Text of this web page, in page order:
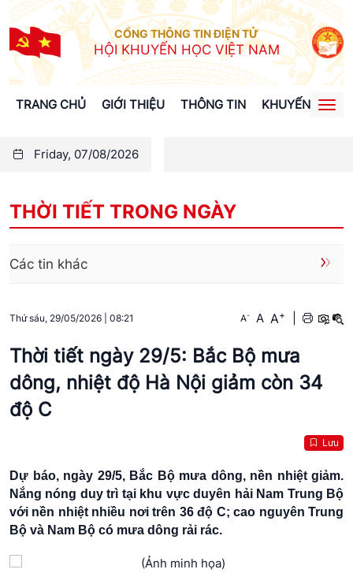
CỔNG THÔNG TIN ĐIỆN TỬ
HỘI KHUYẾN HỌC VIỆT NAM
TRANG CHỦ GIỚI THIỆU THÔNG TIN KHUYẾN HỌC
Friday, 07/08/2026
THỜI TIẾT TRONG NGÀY
Các tin khác
Thứ sáu, 29/05/2026 08:21 A- A A+
Thời tiết ngày 29/5: Bắc Bộ mưa
dông, nhiệt độ Hà Nội giảm còn 34
độ C
Lưu
Dự báo, ngày 29/5, Bắc Bộ mưa dông, nền nhiệt giảm.
Nắng nóng duy trì tại khu vực duyên hải Nam Trung Bộ
với nền nhiệt nhiều nơi trên 36 độ C; cao nguyên Trung
Bộ và Nam Bộ có mưa dông rải rác.